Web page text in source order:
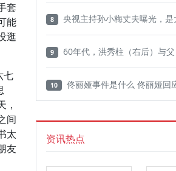
套
能
逛
七
，
间
太
友
8 央视主持孙小梅丈夫曝光，是
9 60年代，洪秀柱（右后）与父
10 佟丽娅事件是什么 佟丽娅回
资讯热点